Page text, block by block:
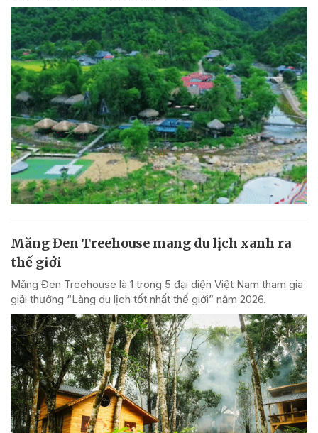
Măng Đen Treehouse mang du lịch xanh ra
thế giới
Măng Đen Treehouse là 1 trong 5 đại diện Việt Nam tham gia
giải thưởng “Làng du lịch tốt nhất thế giới” năm 2026.